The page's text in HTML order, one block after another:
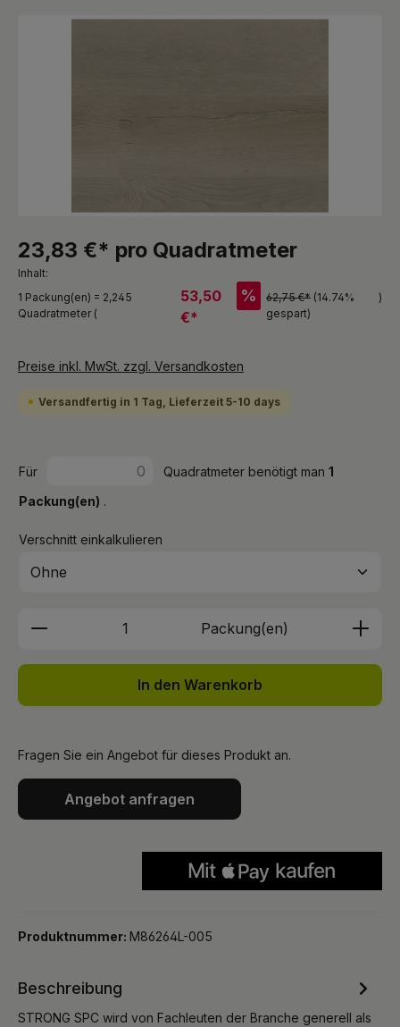
Bildergalerie überspringen
23,83 €* pro Quadratmeter
Inhalt:
1 Packung(en) = 2,245
Quadratmeter (
53,50
€*
% 62,75 €* (14.74%
gespart)
)
Preise inkl. MwSt. zzgl. Versandkosten
Versandfertig in 1 Tag, Lieferzeit 5-10 days
Für Quadratmeter benötigt man 1
Packung(en) .
Verschnitt einkalkulieren
Produkt Anzahl: Gib den
Packung(en)
In den Warenkorb
Fragen Sie ein Angebot für dieses Produkt an.
Angebot anfragen
Produktnummer: M86264L-005
Beschreibung
STRONG SPC wird von Fachleuten der Branche generell als